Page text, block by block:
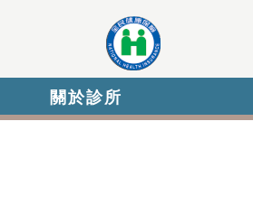
關於診所